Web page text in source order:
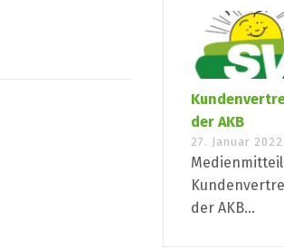
der AKB
27. Januar 2022
der AKB...